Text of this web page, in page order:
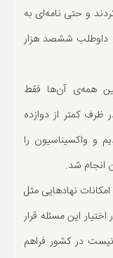
و حتی نامه‌ای به
داوطلب ششصد هزار
بین همه‌ی آن‌ها فقط
ظرف کمتر از دوازده
و واکسیناسیون را
انجام شد.
نهاد‌هایی مثل
این مسئله قرار
نیست در کشور فراهم